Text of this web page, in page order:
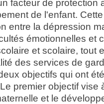
facteur de protection
de l'enfant.
entre la dépression
émotionnelles et
et scolaire, tout
des services de
objectifs qui ont
premier objectif vise
et le